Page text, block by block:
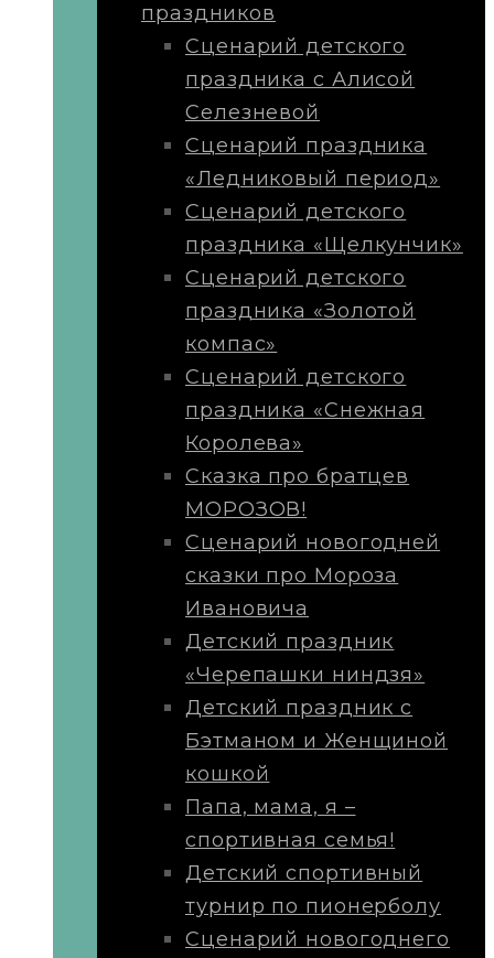
праздников
Сценарий детского
праздника с Алисой
Селезневой
Сценарий праздника
«Ледниковый период»
Сценарий детского
праздника «Щелкунчик»
Сценарий детского
праздника «Золотой
компас»
Сценарий детского
праздника «Снежная
Королева»
Сказка про братцев
МОРОЗОВ!
Сценарий новогодней
сказки про Мороза
Ивановича
Детский праздник
«Черепашки ниндзя»
Детский праздник с
Бэтманом и Женщиной
кошкой
Папа, мама, я –
спортивная семья!
Детский спортивный
турнир по пионерболу
Сценарий новогоднего